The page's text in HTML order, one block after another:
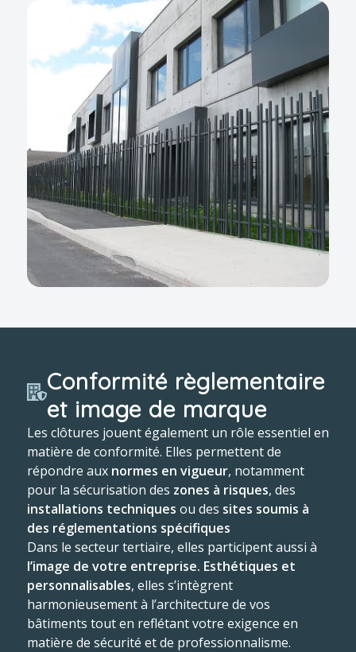
Conformité règlementaire
et image de marque
Les clôtures jouent également un rôle essentiel en
matière de conformité. Elles permettent de
répondre auxnormes en vigueur, notamment
pour la sécurisation des zones à risques, des
installations techniques ou des sites soumis à
des réglementations spécifiques
Dans le secteur tertiaire, elles participent aussi à
l’image de votre entreprise. Esthétiques et
personnalisables, elles s’intègrent
harmonieusement à l’architecture de vos
bâtiments tout en reflétant votre exigence en
matière de sécurité et de professionnalisme.